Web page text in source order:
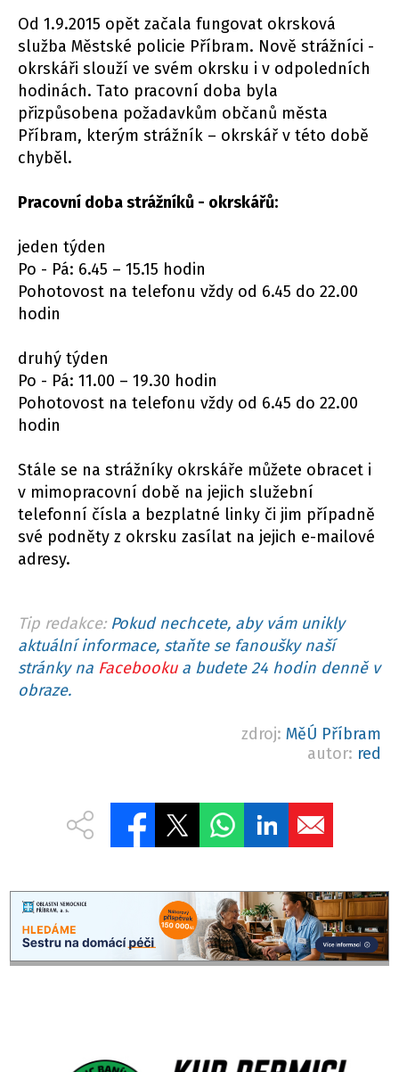
Od 1.9.2015 opět začala fungovat okrsková
služba Městské policie Příbram. Nově strážníci -
okrskáři slouží ve svém okrsku i v odpoledních
hodinách. Tato pracovní doba byla
přizpůsobena požadavkům občanů města
Příbram, kterým strážník – okrskář v této době
chyběl.
Pracovní doba strážníků - okrskářů:
jeden týden
Po - Pá: 6.45 – 15.15 hodin
Pohotovost na telefonu vždy od 6.45 do 22.00
hodin
druhý týden
Po - Pá: 11.00 – 19.30 hodin
Pohotovost na telefonu vždy od 6.45 do 22.00
hodin
Stále se na strážníky okrskáře můžete obracet i
v mimopracovní době na jejich služební
telefonní čísla a bezplatné linky či jim případně
své podněty z okrsku zasílat na jejich e-mailové
adresy.
Tip redakce: Pokud nechcete, aby vám unikly
aktuální informace, staňte se fanoušky naší
stránky na Facebookua budete 24 hodin denně v
obraze.
zdroj: MěÚ Příbram
autor: red